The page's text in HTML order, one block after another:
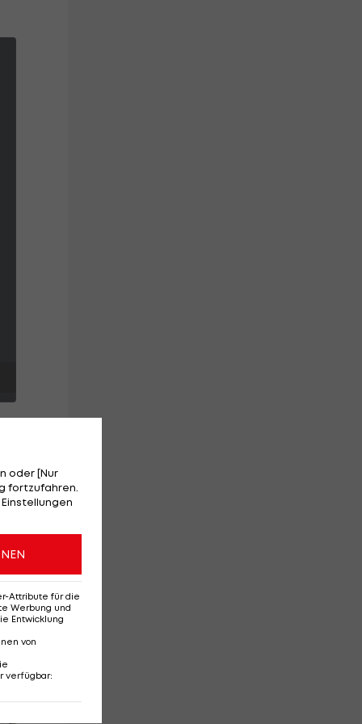
oder [Nur
fortzufahren.
Attribute für die
Werbung und
Entwicklung
von
verfügbar: